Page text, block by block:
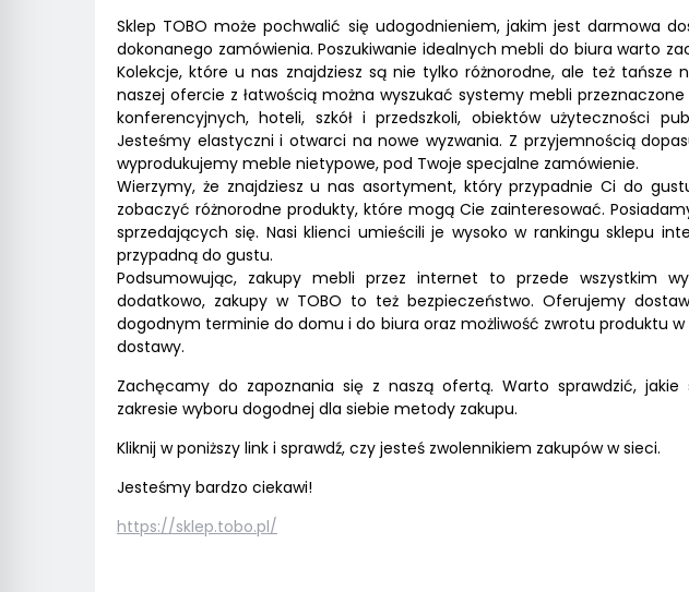
Sklep TOBO może pochwalić się udogodnieniem, jakim jest darmowa
dokonanego zamówienia. Poszukiwanie idealnych mebli do biura warto
Kolekcje, które u nas znajdziesz są nie tylko różnorodne, ale też tańsze
naszej ofercie z łatwością można wyszukać systemy mebli
konferencyjnych, hoteli, szkół i przedszkoli, obiektów użyteczności
Jesteśmy elastyczni i otwarci na nowe wyzwania. Z przyjemnością
wyprodukujemy meble nietypowe, pod Twoje specjalne zamówienie.
Wierzymy, że znajdziesz u nas asortyment, który przypadnie Ci do
zobaczyć różnorodne produkty, które mogą Cie zainteresować.
sprzedających się. Nasi klienci umieścili je wysoko w rankingu sklepu
przypadną do gustu.
Podsumowując, zakupy mebli przez internet to przede wszystkim
dodatkowo, zakupy w TOBO to też bezpieczeństwo. Oferujemy
dogodnym terminie do domu i do biura oraz możliwość zwrotu produktu
dostawy.
Zachęcamy do zapoznania się z naszą ofertą. Warto sprawdzić,
zakresie wyboru dogodnej dla siebie metody zakupu.
Kliknij w poniższy link i sprawdź, czy jesteś zwolennikiem zakupów w sieci.
Jesteśmy bardzo ciekawi!
https://sklep.tobo.pl/